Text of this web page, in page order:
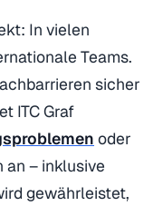
In vielen
Teams.
sicher
ITC Graf
oder
– inklusive
gewährleistet,